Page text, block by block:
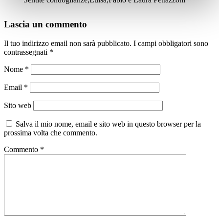
Lascia un commento
Il tuo indirizzo email non sarà pubblicato. I campi obbligatori sono
contrassegnati *
Nome *
Email *
Sito web
Salva il mio nome, email e sito web in questo browser per la
prossima volta che commento.
Commento *